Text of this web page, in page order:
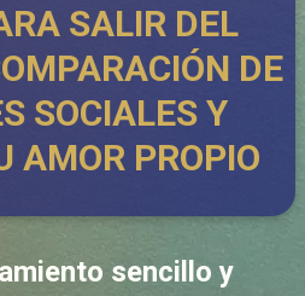
SALIR DEL
DE
SOCIALES Y
AMOR PROPIO
sencillo y